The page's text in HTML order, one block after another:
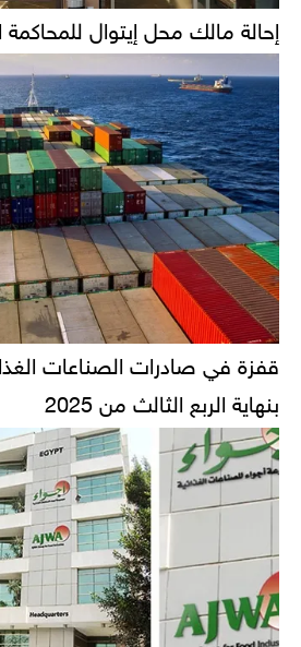
إحالة مالك محل إيتوال للمحاكمة
بنهاية الربع الثالث من 2025